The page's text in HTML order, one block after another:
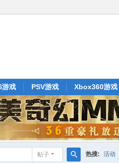
游戏 PSV游戏 Xbox360游戏
帖子 热搜: 活动